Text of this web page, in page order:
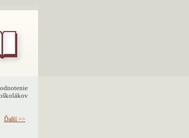
Ďalší >>